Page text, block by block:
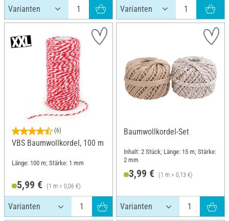
(6)
VBS Baumwollkordel, 100 m
Länge: 100 m; Stärke: 1 mm
5,99 € (1 m = 0,06 €)
Baumwollkordel-Set
Inhalt: 2 Stück; Länge: 15 m; Stärke:
2 mm
3,99 € (1 m = 0,13 €)